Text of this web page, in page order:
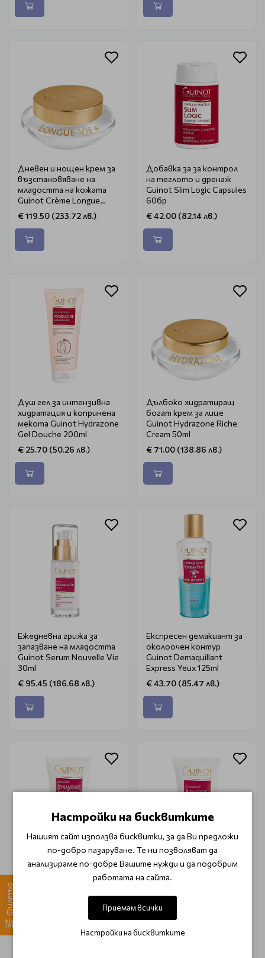
Филтър
Дневен и нощен крем за
възстановяване на
младостта на кожата
Guinot Crème Longue
Vie+ 50ml
€ 119.50 (233.72 лв.)
Добавка за за контрол
на теглото и дренаж
Guinot Slim Logic Capsules
60бр
€ 42.00 (82.14 лв.)
Душ гел за интензивна
хидратация и копринена
мекота Guinot Hydrazone
Gel Douche 200ml
€ 25.70 (50.26 лв.)
Дълбоко хидратиращ
богат крем за лице
Guinot Hydrazone Riche
Cream 50ml
€ 71.00 (138.86 лв.)
Ежедневна грижа за
запазване на младостта
Guinot Serum Nouvelle Vie
30ml
€ 95.45 (186.68 лв.)
Експресен демакиант за
околоочен контур
Guinot Demaquillant
Express Yeux 125ml
€ 43.70 (85.47 лв.)
Експресна озаряваща
Ексфолиращ гел с
плодови киселини Guinot
€ 35.90 (70.21 лв.)
Настройки на бисквитките
Нашият сайт използва бисквитки, за да Ви предложи
по-добро пазаруване. Те ни позволяват да
анализираме по-добре Вашите нужди и да подобрим
работата на сайта.
Приемам всички
Настройки на бисквитките